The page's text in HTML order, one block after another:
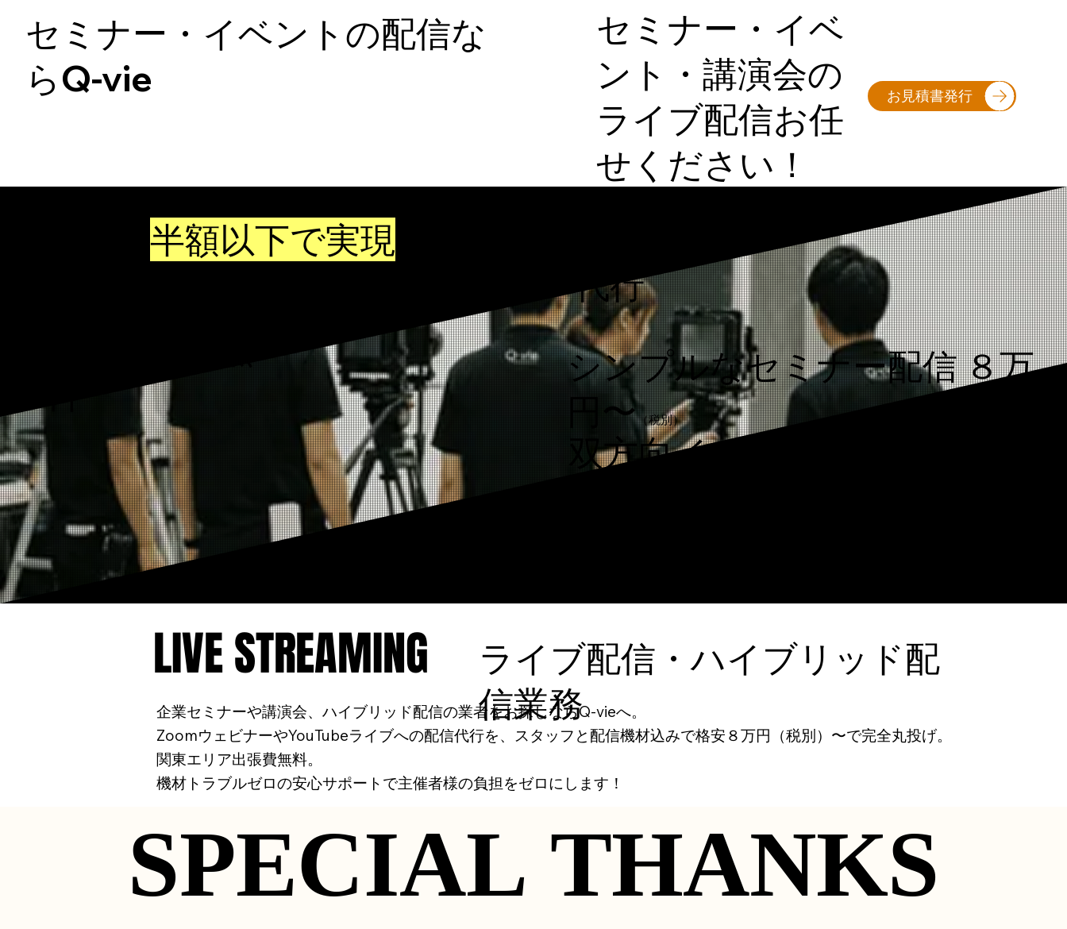
セミナー・イベントの配信な
らQ-vie
セミナー・イベ
ント・講演会の
ライブ配信お任
せください！
お見積書発行
半額以下で実現
高品質なライブ配信・ウェビナー代行
シンプルなセミナー配信 ８万
円〜（税別）
双方向イベント配信 １４万
LIVE STREAMING
LIVE STREAMING
企業セミナーや講演会、ハイブリッド配信の業者をお探しならQ-vieへ。
ZoomウェビナーやYouTubeライブへの配信代行を、スタッフと配信機材込みで格安８万円（税別）〜で完全丸投げ。
関東エリア出張費無料。
機材トラブルゼロの安心サポートで主催者様の負担をゼロにします！
ライブ配信・ハイブリッド配
信業務
SPECIAL THANKS
SPECIAL THANKS